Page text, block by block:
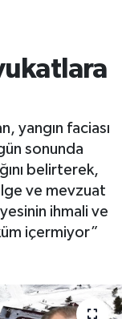
yangın faciası
sonunda
belirterek,
ve mevzuat
ihmali ve
içermiyor”